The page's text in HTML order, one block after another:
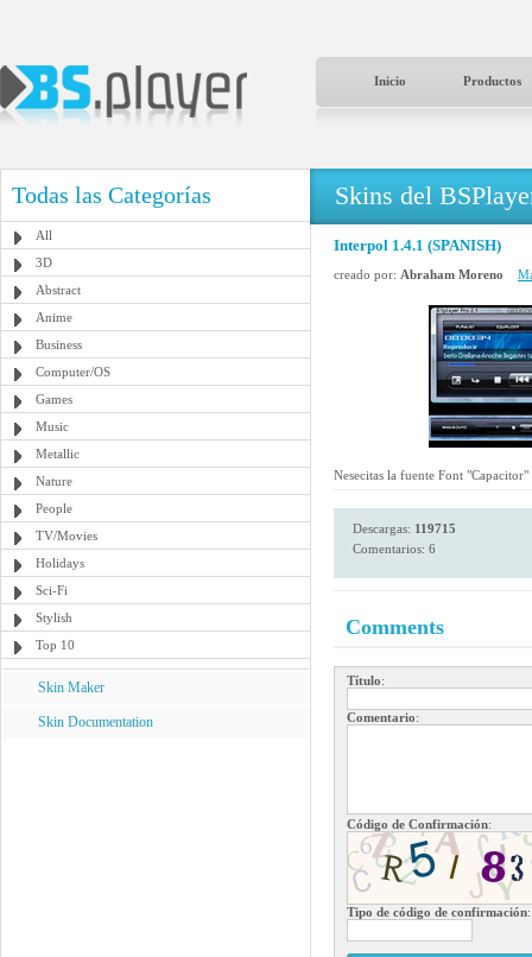
Inicio Productos
Todas las Categorías
All
3D
Abstract
Anime
Business
Computer/OS
Games
Music
Metallic
Nature
People
TV/Movies
Holidays
Sci-Fi
Stylish
Top 10
Skin Maker
Skin Documentation
Skins del
Interpol 1.4.1 (SPANISH)
creado por: Abraham Moreno
Nesecitas la fuente Font
Descargas: 119715
Comentarios: 6
Comments
Título:
Comentario:
Código de Confirmación:
Tipo de código de confirmación: